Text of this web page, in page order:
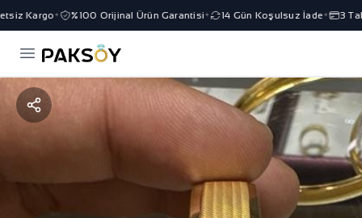
Kargo✦ %100 Orijinal Ürün Garantisi✦ 14 Gün Koşulsuz İade✦ 3